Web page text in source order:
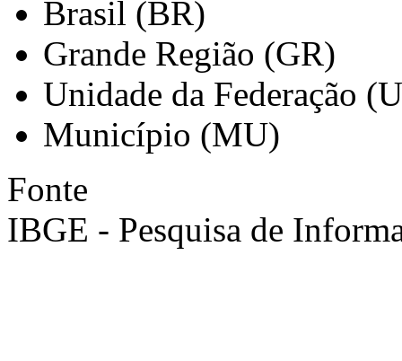
Brasil (BR)
Grande Região (GR)
Unidade da Federação
Município (MU)
Fonte
IBGE - Pesquisa de